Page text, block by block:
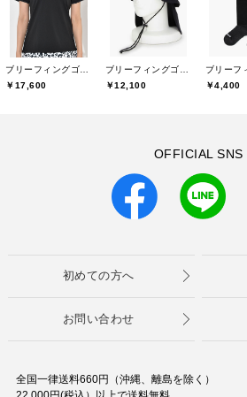
ブリーフィングゴルフ(BRIEFING GOLF)
￥17,600
￥12,100
￥4,400
OFFICIAL SNS
初めての方へ
お問い合わせ
全国一律送料660円（沖縄、離島を除く）